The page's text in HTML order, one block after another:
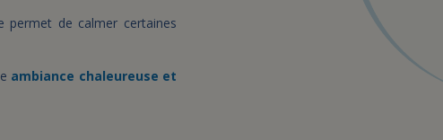
permet de calmer certaines
ambiance chaleureuse et